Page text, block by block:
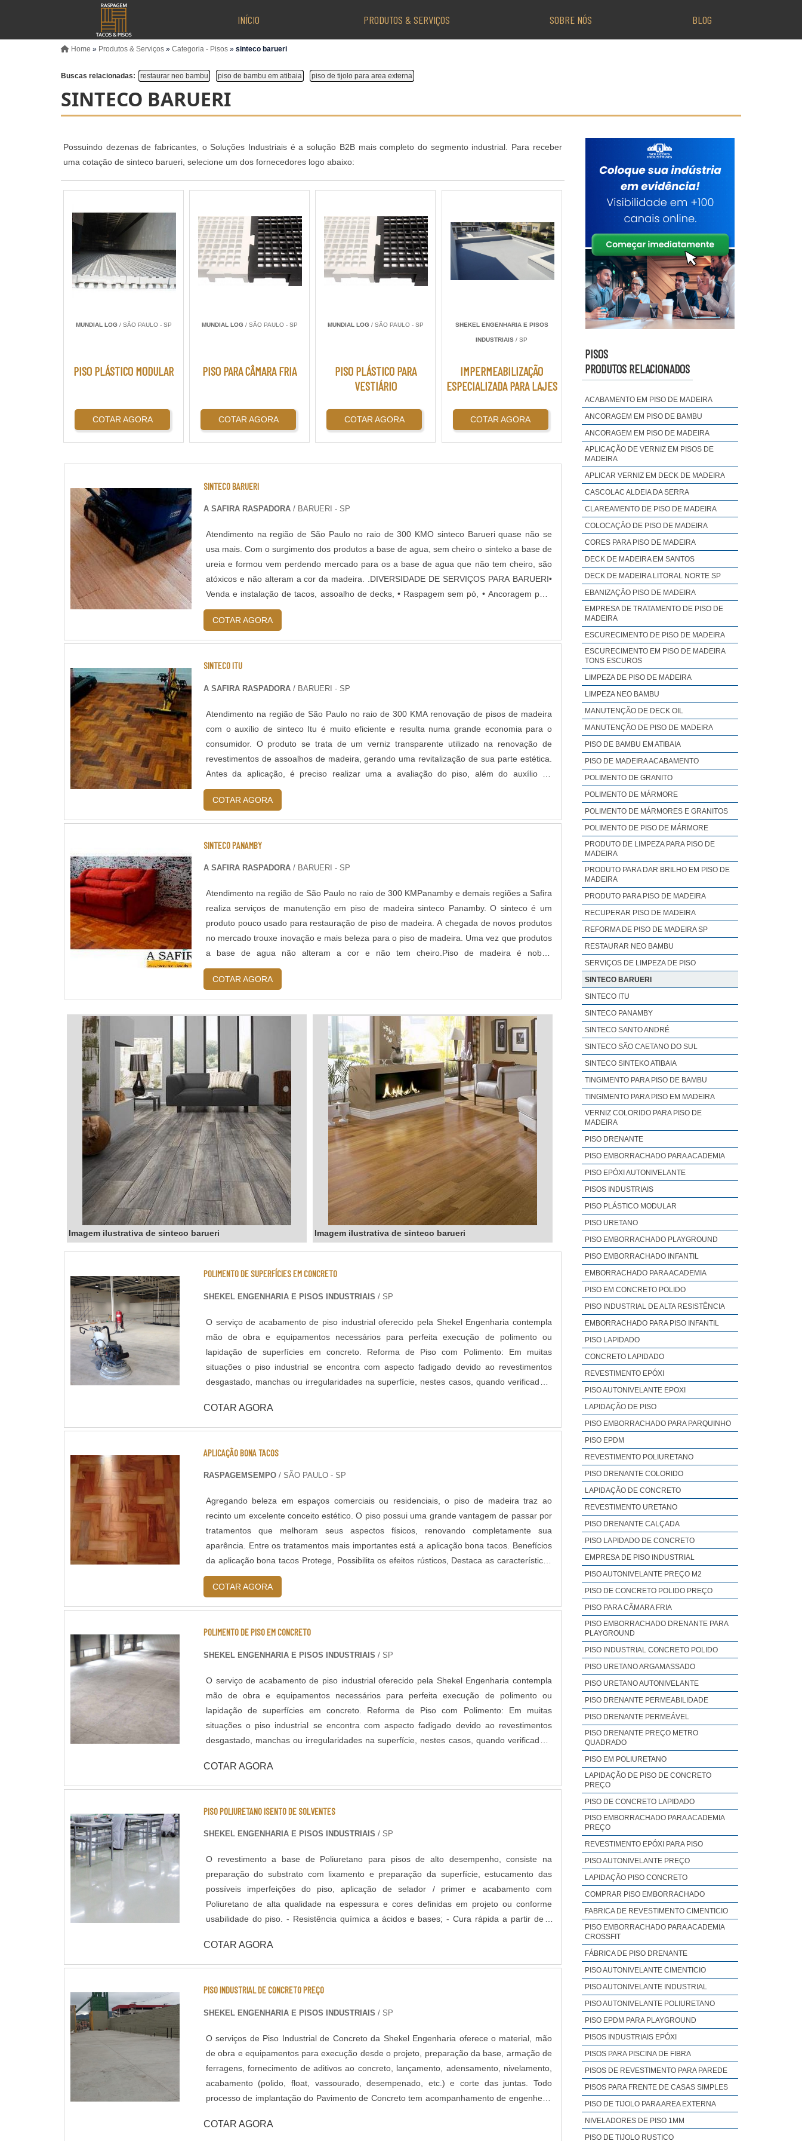
INÍCIO PRODUTOS & SERVIÇOS SOBRE NÓS BLOG
Home » Produtos & Serviços » Categoria - Pisos » sinteco barueri
Buscas relacionadas: restaurar neo bambu piso de bambu em atibaia piso de tijolo para area externa​
SINTECO BARUERI
Possuindo dezenas de fabricantes, o Soluções Industriais é a solução B2B mais completo do segmento industrial. Para receber
uma cotação de sinteco barueri, selecione um dos fornecedores logo abaixo:
MUNDIAL LOG/ SÃO PAULO - SP
PISO PLÁSTICO MODULAR
COTAR AGORA
MUNDIAL LOG/ SÃO PAULO - SP
PISO PARA CÂMARA FRIA
COTAR AGORA
MUNDIAL LOG/ SÃO PAULO - SP
PISO PLÁSTICO PARA
VESTIÁRIO
COTAR AGORA
SHEKEL ENGENHARIA E PISOS
INDUSTRIAIS / SP
IMPERMEABILIZAÇÃO
ESPECIALIZADA PARA LAJES
COTAR AGORA
SINTECO BARUERI
A SAFIRA RASPADORA / BARUERI - SP
Atendimento na região de São Paulo no raio de 300 KMO sinteco Barueri quase não se
usa mais. Com o surgimento dos produtos a base de agua, sem cheiro o sinteko a base de
ureia e formou vem perdendo mercado para os a base de agua que não tem cheiro, são
atóxicos e não alteram a cor da madeira. .DIVERSIDADE DE SERVIÇOS PARA BARUERI•
Venda e instalação de tacos, assoalho de decks, • Raspagem sem pó, • Ancoragem para
piso de madeira, • Anco...
COTAR AGORA
SINTECO ITU
A SAFIRA RASPADORA / BARUERI - SP
Atendimento na região de São Paulo no raio de 300 KMA renovação de pisos de madeira
com o auxílio de sinteco Itu é muito eficiente e resulta numa grande economia para o
consumidor. O produto se trata de um verniz transparente utilizado na renovação de
revestimentos de assoalhos de madeira, gerando uma revitalização de sua parte estética.
Antes da aplicação, é preciso realizar uma a avaliação do piso, além do auxílio de
profissionais tre...
COTAR AGORA
SINTECO PANAMBY
A SAFIRA RASPADORA / BARUERI - SP
Atendimento na região de São Paulo no raio de 300 KMPanamby e demais regiões a Safira
realiza serviços de manutenção em piso de madeira sinteco Panamby. O sinteco é um
produto pouco usado para restauração de piso de madeira. A chegada de novos produtos
no mercado trouxe inovação e mais beleza para o piso de madeira. Uma vez que produtos
a base de agua não alteram a cor e não tem cheiro.Piso de madeira é nobre,
aconchegante e merecem cui...
COTAR AGORA
Imagem ilustrativa de sinteco barueri Imagem ilustrativa de sinteco barueri
POLIMENTO DE SUPERFÍCIES EM CONCRETO
SHEKEL ENGENHARIA E PISOS INDUSTRIAIS / SP
O serviço de acabamento de piso industrial oferecido pela Shekel Engenharia contempla
mão de obra e equipamentos necessários para perfeita execução de polimento ou
lapidação de superfícies em concreto. Reforma de Piso com Polimento: Em muitas
situações o piso industrial se encontra com aspecto fadigado devido ao revestimentos
desgastado, manchas ou irregularidades na superfície, nestes casos, quando verificado a
através de polimento gradual com máquinas politrizes de piso e aplicação de aditivos para
tratar a superfície polida. Lapidação de Piso: Assim como o polimento, é um acabamento
concreto na superfície, que ocorre após um polimento gradual com discos diamantados e
aplicação de aditivos endurecedores de superfície. Neste acabamento é possível polir o
COTAR AGORA
APLICAÇÃO BONA TACOS
RASPAGEMSEMPO/ SÃO PAULO - SP
Agregando beleza em espaços comerciais ou residenciais, o piso de madeira traz ao
recinto um excelente conceito estético. O piso possui uma grande vantagem de passar por
tratamentos que melhoram seus aspectos físicos, renovando completamente sua
aparência. Entre os tratamentos mais importantes está a aplicação bona tacos. Benefícios
da aplicação bona tacos Protege, Possibilita os efeitos rústicos, Destaca as características
naturais do piso, D....
COTAR AGORA
POLIMENTO DE PISO EM CONCRETO
SHEKEL ENGENHARIA E PISOS INDUSTRIAIS / SP
O serviço de acabamento de piso industrial oferecido pela Shekel Engenharia contempla
mão de obra e equipamentos necessários para perfeita execução de polimento ou
lapidação de superfícies em concreto. Reforma de Piso com Polimento: Em muitas
situações o piso industrial se encontra com aspecto fadigado devido ao revestimentos
desgastado, manchas ou irregularidades na superfície, nestes casos, quando verificado a
através de polimento gradual com máquinas politrizes de piso e aplicação de aditivos para
tratar a superfície polida. Lapidação de Piso: Assim como o polimento, é um acabamento
concreto na superfície, que ocorre após um polimento gradual com discos diamantados e
aplicação de aditivos endurecedores de superfície. Neste acabamento é possível polir o
COTAR AGORA
PISO POLIURETANO ISENTO DE SOLVENTES
SHEKEL ENGENHARIA E PISOS INDUSTRIAIS / SP
O revestimento a base de Poliuretano para pisos de alto desempenho, consiste na
preparação do substrato com lixamento e preparação da superfície, estucamento das
possíveis imperfeições do piso, aplicação de selador / primer e acabamento com
Poliuretano de alta qualidade na espessura e cores definidas em projeto ou conforme
usabilidade do piso. - Resistência química a ácidos e bases; - Cura rápida a partir de 8
mecânica e a choque térmico; - Resistência à abrasão; - Baixo odor e baixo VOC; -
Acabamento liso e antiderrapante; - Temperatura de operação entre -30 °C e +95 °C; -
COTAR AGORA
PISO INDUSTRIAL DE CONCRETO PREÇO
SHEKEL ENGENHARIA E PISOS INDUSTRIAIS / SP
O serviços de Piso Industrial de Concreto da Shekel Engenharia oferece o material, mão
de obra e equipamentos para execução desde o projeto, preparação da base, armação de
ferragens, fornecimento de aditivos ao concreto, lançamento, adensamento, nivelamento,
acabamento (polido, float, vassourado, desempenado, etc.) e corte das juntas. Todo
processo de implantação do Pavimento de Concreto tem acompanhamento de engenheiro
fornecido pelo cliente. A pavimentação de Concreto pode ser armada em aço ou com telas
COTAR AGORA
PISOS
PRODUTOS RELACIONADOS
ACABAMENTO EM PISO DE MADEIRA
ANCORAGEM EM PISO DE BAMBU
ANCORAGEM EM PISO DE MADEIRA
APLICAÇÃO DE VERNIZ EM PISOS DE
MADEIRA
APLICAR VERNIZ EM DECK DE MADEIRA
CASCOLAC ALDEIA DA SERRA
CLAREAMENTO DE PISO DE MADEIRA
COLOCAÇÃO DE PISO DE MADEIRA
CORES PARA PISO DE MADEIRA
DECK DE MADEIRA EM SANTOS
DECK DE MADEIRA LITORAL NORTE SP
EBANIZAÇÃO PISO DE MADEIRA
EMPRESA DE TRATAMENTO DE PISO DE
MADEIRA
ESCURECIMENTO DE PISO DE MADEIRA
ESCURECIMENTO EM PISO DE MADEIRA
TONS ESCUROS
LIMPEZA DE PISO DE MADEIRA
LIMPEZA NEO BAMBU
MANUTENÇÃO DE DECK OIL
MANUTENÇÃO DE PISO DE MADEIRA
PISO DE BAMBU EM ATIBAIA
PISO DE MADEIRA ACABAMENTO
POLIMENTO DE GRANITO
POLIMENTO DE MÁRMORE
POLIMENTO DE MÁRMORES E GRANITOS
POLIMENTO DE PISO DE MÁRMORE
PRODUTO DE LIMPEZA PARA PISO DE
MADEIRA
PRODUTO PARA DAR BRILHO EM PISO DE
MADEIRA
PRODUTO PARA PISO DE MADEIRA
RECUPERAR PISO DE MADEIRA
REFORMA DE PISO DE MADEIRA SP
RESTAURAR NEO BAMBU
SERVIÇOS DE LIMPEZA DE PISO
SINTECO BARUERI
SINTECO ITU
SINTECO PANAMBY
SINTECO SANTO ANDRÉ
SINTECO SÃO CAETANO DO SUL
SINTECO SINTEKO ATIBAIA
TINGIMENTO PARA PISO DE BAMBU
TINGIMENTO PARA PISO EM MADEIRA
VERNIZ COLORIDO PARA PISO DE
MADEIRA
PISO DRENANTE
PISO EMBORRACHADO PARA ACADEMIA
PISO EPÓXI AUTONIVELANTE
PISOS INDUSTRIAIS
PISO PLÁSTICO MODULAR
PISO URETANO
PISO EMBORRACHADO PLAYGROUND
PISO EMBORRACHADO INFANTIL
EMBORRACHADO PARA ACADEMIA
PISO EM CONCRETO POLIDO
PISO INDUSTRIAL DE ALTA RESISTÊNCIA
EMBORRACHADO PARA PISO INFANTIL
PISO LAPIDADO
CONCRETO LAPIDADO
REVESTIMENTO EPÓXI
PISO AUTONIVELANTE EPOXI
LAPIDAÇÃO DE PISO
PISO EMBORRACHADO PARA PARQUINHO
PISO EPDM
REVESTIMENTO POLIURETANO
PISO DRENANTE COLORIDO
LAPIDAÇÃO DE CONCRETO
REVESTIMENTO URETANO
PISO DRENANTE CALÇADA
PISO LAPIDADO DE CONCRETO
EMPRESA DE PISO INDUSTRIAL
PISO AUTONIVELANTE PREÇO M2
PISO DE CONCRETO POLIDO PREÇO
PISO PARA CÂMARA FRIA
PISO EMBORRACHADO DRENANTE PARA
PLAYGROUND
PISO INDUSTRIAL CONCRETO POLIDO
PISO URETANO ARGAMASSADO
PISO URETANO AUTONIVELANTE
PISO DRENANTE PERMEABILIDADE
PISO DRENANTE PERMEÁVEL
PISO DRENANTE PREÇO METRO
QUADRADO
PISO EM POLIURETANO
LAPIDAÇÃO DE PISO DE CONCRETO
PREÇO
PISO DE CONCRETO LAPIDADO
PISO EMBORRACHADO PARA ACADEMIA
PREÇO
REVESTIMENTO EPÓXI PARA PISO
PISO AUTONIVELANTE PREÇO
LAPIDAÇÃO PISO CONCRETO
COMPRAR PISO EMBORRACHADO
FABRICA DE REVESTIMENTO CIMENTICIO
PISO EMBORRACHADO PARA ACADEMIA
CROSSFIT
FÁBRICA DE PISO DRENANTE
PISO AUTONIVELANTE CIMENTICIO
PISO AUTONIVELANTE INDUSTRIAL
PISO AUTONIVELANTE POLIURETANO
PISO EPDM PARA PLAYGROUND
PISOS INDUSTRIAIS EPÓXI
PISOS PARA PISCINA DE FIBRA
PISOS DE REVESTIMENTO PARA PAREDE
PISOS PARA FRENTE DE CASAS SIMPLES
PISO DE TIJOLO PARA AREA EXTERNA​
NIVELADORES DE PISO 1MM​
PISO DE TIJOLO RUSTICO